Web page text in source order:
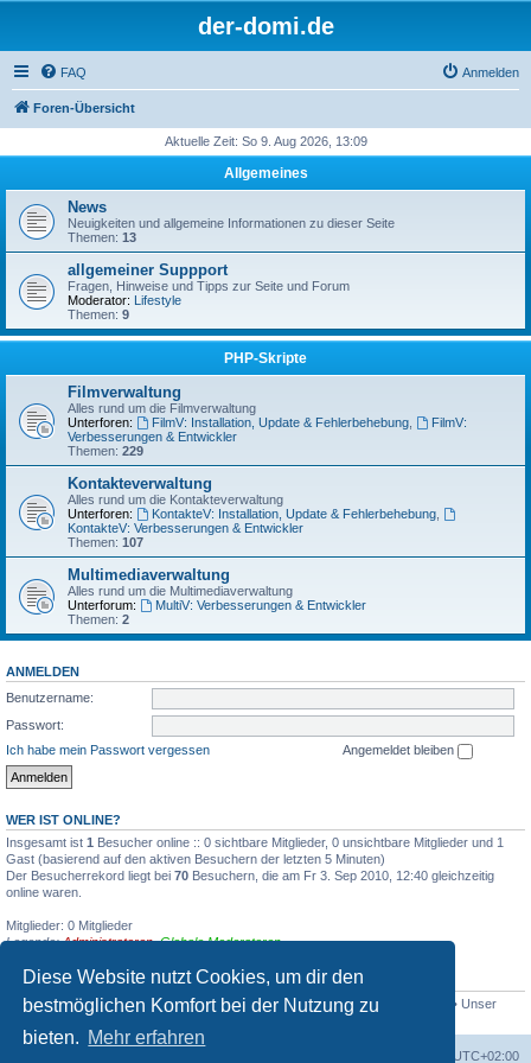
Diese Website nutzt Cookies, um dir den
bestmöglichen Komfort bei der Nutzung zu
bieten. Mehr erfahren
der-domi.de
FAQ Anmelden
Foren-Übersicht
Aktuelle Zeit: So 9. Aug 2026, 13:09
Allgemeines
News
Neuigkeiten und allgemeine Informationen zu dieser Seite
Themen: 13
allgemeiner Suppport
Fragen, Hinweise und Tipps zur Seite und Forum
Moderator: Lifestyle
Themen: 9
PHP-Skripte
Filmverwaltung
Alles rund um die Filmverwaltung
Unterforen:
FilmV: Installation, Update & Fehlerbehebung,
FilmV:
Verbesserungen & Entwickler
Themen: 229
Kontakteverwaltung
Alles rund um die Kontakteverwaltung
Unterforen:
KontakteV: Installation, Update & Fehlerbehebung,
KontakteV: Verbesserungen & Entwickler
Themen: 107
Multimediaverwaltung
Alles rund um die Multimediaverwaltung
Unterforum:
MultiV: Verbesserungen & Entwickler
Themen: 2
ANMELDEN
Benutzername:
Passwort:
Ich habe mein Passwort vergessen
Angemeldet bleiben
WER IST ONLINE?
Insgesamt ist 1 Besucher online :: 0 sichtbare Mitglieder, 0 unsichtbare Mitglieder und 1
Gast (basierend auf den aktiven Besuchern der letzten 5 Minuten)
Der Besucherrekord liegt bei 70 Besuchern, die am Fr 3. Sep 2010, 12:40 gleichzeitig
online waren.
Mitglieder: 0 Mitglieder
Legende:Administratoren,Globale Moderatoren
STATISTIK
Beiträge insgesamt2375 • Themen insgesamt360 • Mitglieder insgesamt
• Unser
neuestes Mitglied:
UTC+02:00